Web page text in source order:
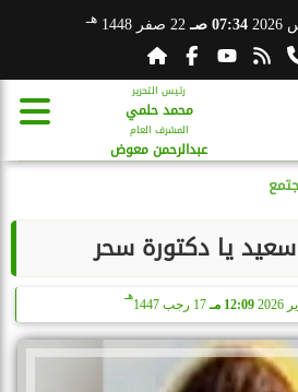
07:34 صـ 22 صفر 1448 هـ
رئيس التحرير
محمد حلمي
المشرف العام
عبدالرحمن معوض
يا دكتورة سحر
12:09 مـ 17 رجب 1447
هـ